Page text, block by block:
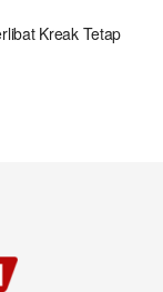
Kreak Tetap